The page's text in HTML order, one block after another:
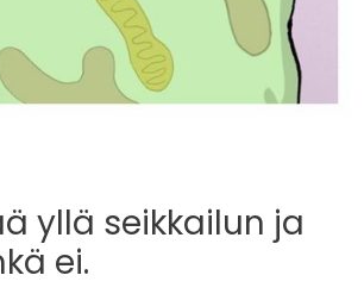
yllä seikkailun ja
ei.